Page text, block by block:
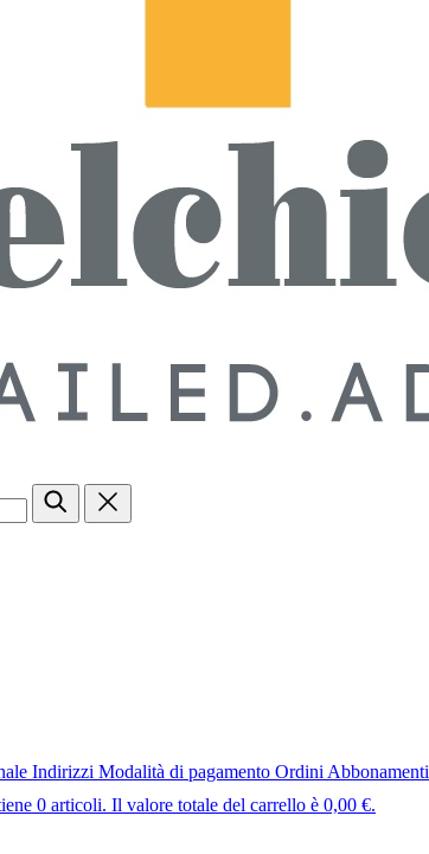
Indirizzi Modalità di pagamento Ordini Abbonamenti
0 articoli. Il valore totale del carrello è 0,00 €.